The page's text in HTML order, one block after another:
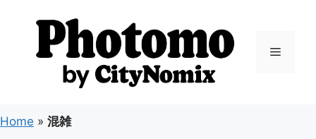
ス
キ
メ
Home » 混雑